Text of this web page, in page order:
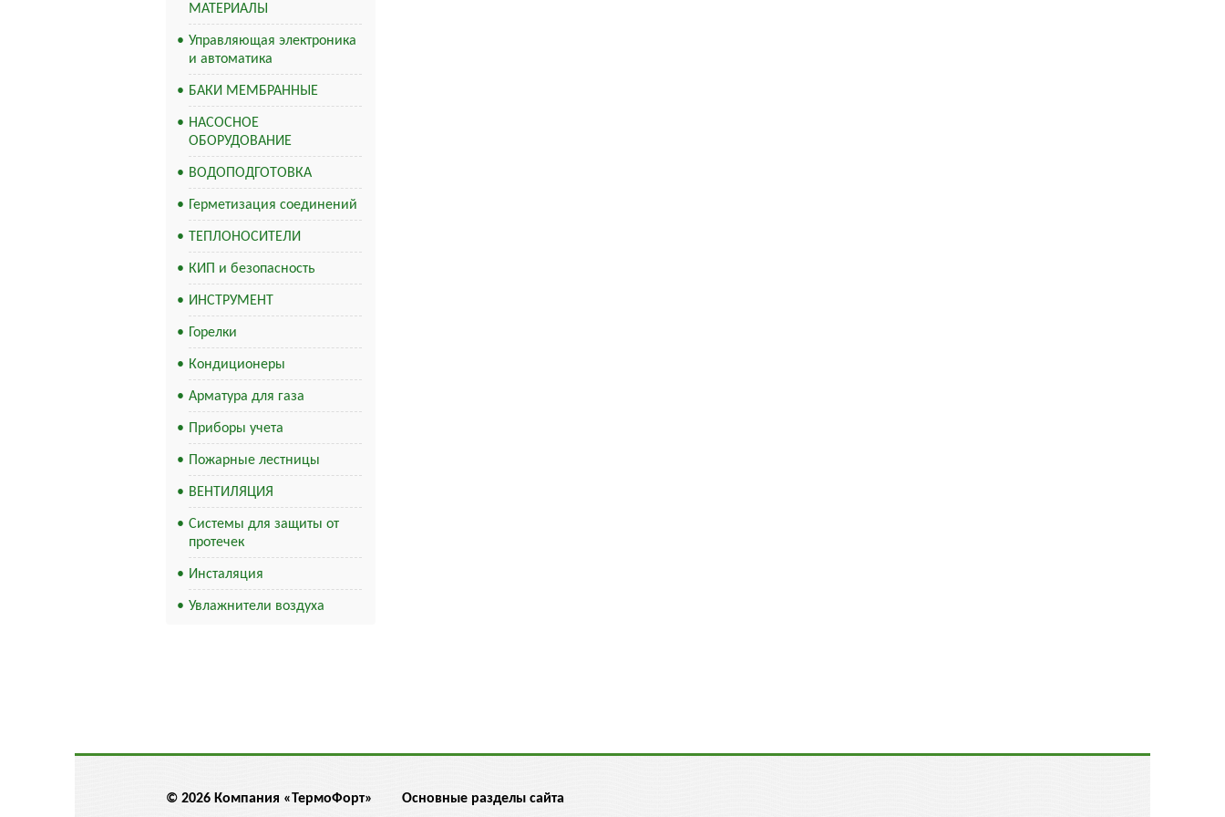
МАТЕРИАЛЫ
Управляющая электроника
и автоматика
БАКИ МЕМБРАННЫЕ
НАСОСНОЕ
ОБОРУДОВАНИЕ
ВОДОПОДГОТОВКА
Герметизация соединений
ТЕПЛОНОСИТЕЛИ
КИП и безопасность
ИНСТРУМЕНТ
Горелки
Кондиционеры
Арматура для газа
Приборы учета
Пожарные лестницы
ВЕНТИЛЯЦИЯ
Системы для защиты от
протечек
Инсталяция
Увлажнители воздуха
© 2026 Компания «ТермоФорт» Основные разделы сайта